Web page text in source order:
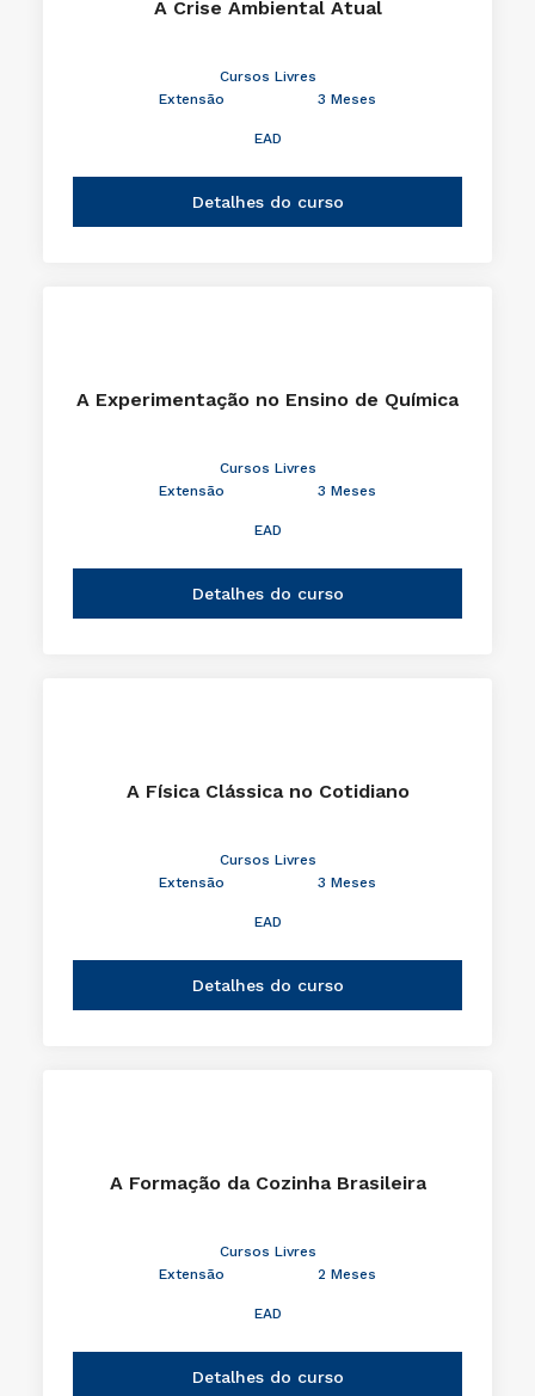
A Crise Ambiental Atual
Cursos Livres
Extensão
3 Meses
EAD
Detalhes do curso
A Experimentação no Ensino de Química
Cursos Livres
Extensão
3 Meses
EAD
Detalhes do curso
A Física Clássica no Cotidiano
Cursos Livres
Extensão
3 Meses
EAD
Detalhes do curso
A Formação da Cozinha Brasileira
Cursos Livres
Extensão
2 Meses
EAD
Detalhes do curso